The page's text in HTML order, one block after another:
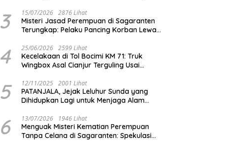
3 15/07/2026 2876 Lihat
Misteri Jasad Perempuan di Sagaranten
Terungkap: Pelaku Pancing Korban Lewat
4 25/06/2026 2599 Lihat
Kecelakaan di Tol Bocimi KM 71: Truk
Wingbox Asal Cianjur Terguling Usai
RS Sekarwangi
5 12/11/2025 2001 Lihat
PATANJALA, Jejak Leluhur Sunda yang
Dihidupkan Lagi untuk Menjaga Alam
6 13/07/2026 1946 Lihat
Menguak Misteri Kematian Perempuan
Tanpa Celana di Sagaranten: Spekulasi